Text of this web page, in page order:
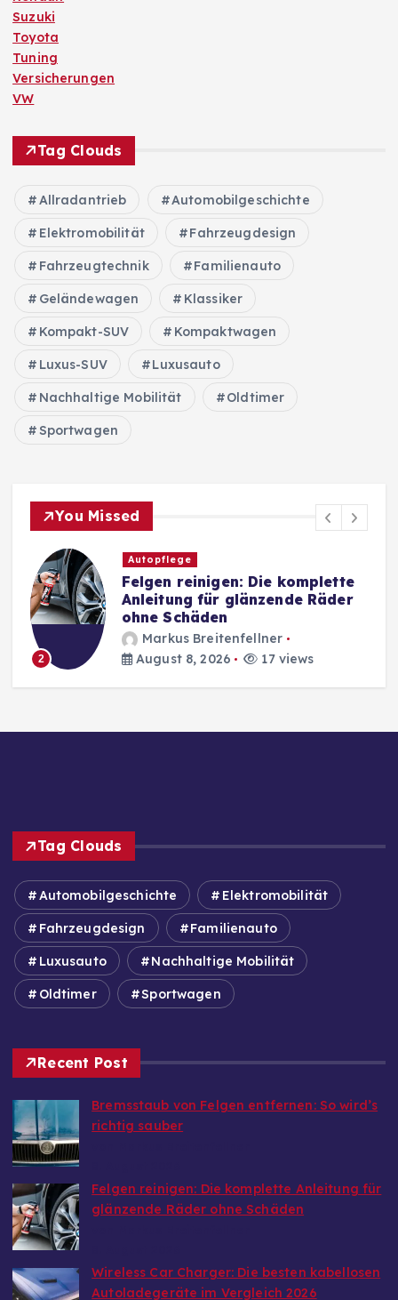
Suzuki
Toyota
Tuning
Versicherungen
VW
Tag Clouds
Allradantrieb Automobilgeschichte
Elektromobilität Fahrzeugdesign
Fahrzeugtechnik Familienauto
Geländewagen Klassiker
Kompakt-SUV Kompaktwagen
Luxus-SUV Luxusauto
Nachhaltige Mobilität Oldtimer
Sportwagen
You Missed
2
Autopflege
Felgen reinigen: Die komplette
Anleitung für glänzende Räder
ohne Schäden
Markus Breitenfellner
August 8, 2026
17 views
Tag Clouds
Automobilgeschichte Elektromobilität
Fahrzeugdesign Familienauto
Luxusauto Nachhaltige Mobilität
Oldtimer Sportwagen
Recent Post
Bremsstaub von Felgen entfernen: So wird’s
richtig sauber
Felgen reinigen: Die komplette Anleitung für
glänzende Räder ohne Schäden
Wireless Car Charger: Die besten kabellosen
Autoladegeräte im Vergleich 2026